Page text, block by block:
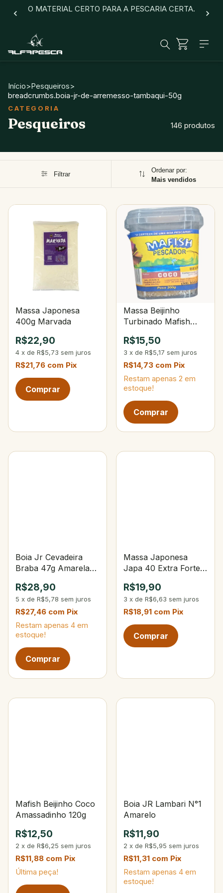
O MATERIAL CERTO PARA A PESCARIA CERTA.
Início>Pesqueiros>
breadcrumbs.boia-jr-de-arremesso-tambaqui-50g
Pesqueiros 146 produtos
Filtrar
Ordenar por:
Mais vendidos
Massa Japonesa
400g Marvada
R$22,90
4 x de R$5,73 sem juros
R$21,76 com Pix
Massa Beijinho
Turbinado Mafish
R$15,50
3 x de R$5,17 sem juros
R$14,73 com Pix
Restam apenas 2 em
estoque!
Boia Jr Cevadeira
Braba 47g Amarela
Corpo Preto
R$28,90
5 x de R$5,78 sem juros
R$27,46 com Pix
Restam apenas 4 em
estoque!
Massa Japonesa
Japa 40 Extra Forte
Defumada
R$19,90
3 x de R$6,63 sem juros
R$18,91 com Pix
Mafish Beijinho Coco
Amassadinho 120g
R$12,50
2 x de R$6,25 sem juros
R$11,88 com Pix
Última peça!
Boia JR Lambari N°1
Amarelo
R$11,90
2 x de R$5,95 sem juros
R$11,31 com Pix
Restam apenas 4 em
estoque!